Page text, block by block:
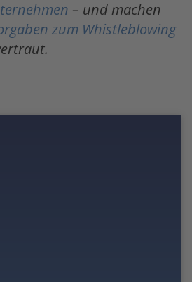
– und machen
zum Whistleblowing